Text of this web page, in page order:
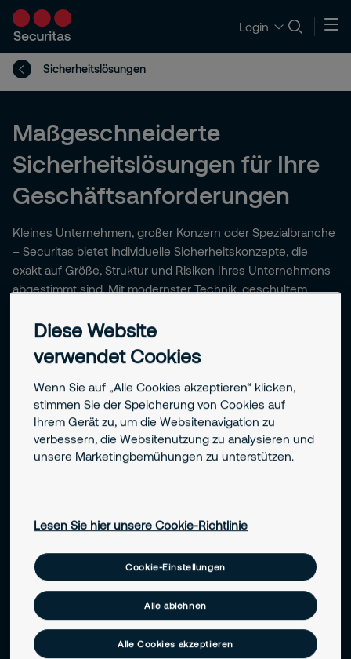
Login
Sicherheitslösungen
Maßgeschneiderte
Sicherheitslösungen für Ihre
Geschäftsanforderungen
Kleines Unternehmen, großer Konzern oder Spezialbranche
– Securitas bietet individuelle Sicherheitskonzepte, die
exakt auf Größe, Struktur und Risiken Ihres Unternehmens
abgestimmt sind. Mit modernster Technik, geschultem
passt.
Jobs
Sicherheit für jede Unternehmensgröße
Technik, Service und Beratung vereint
24/7-Schutz durch Profis vor Ort
Diese Website
verwendet Cookies
Wenn Sie auf „Alle Cookies akzeptieren“ klicken,
stimmen Sie der Speicherung von Cookies auf
Ihrem Gerät zu, um die Websitenavigation zu
verbessern, die Websitenutzung zu analysieren und
unsere Marketingbemühungen zu unterstützen.
Lesen Sie hier unsere Cookie-Richtlinie
Cookie-Einstellungen
Alle ablehnen
Alle Cookies akzeptieren